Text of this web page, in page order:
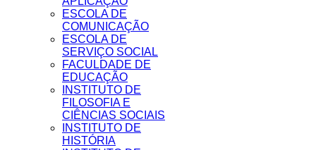
ESCOLA DE
COMUNICAÇÃO
ESCOLA DE
SERVIÇO SOCIAL
FACULDADE DE
EDUCAÇÃO
INSTITUTO DE
FILOSOFIA E
CIÊNCIAS SOCIAIS
INSTITUTO DE
HISTÓRIA